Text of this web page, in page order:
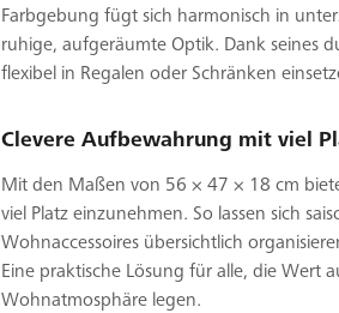
Farbgebung fügt sich harmonisch in
ruhige, aufgeräumte Optik. Dank seines
flexibel in Regalen oder Schränken
Clevere Aufbewahrung mit viel
Mit den Maßen von 56 × 47 × 18 cm
viel Platz einzunehmen. So lassen sich
Wohnaccessoires übersichtlich
Eine praktische Lösung für alle, die Wert
Wohnatmosphäre legen.